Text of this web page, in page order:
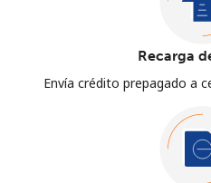
Recarga
Envía crédito prepagado a